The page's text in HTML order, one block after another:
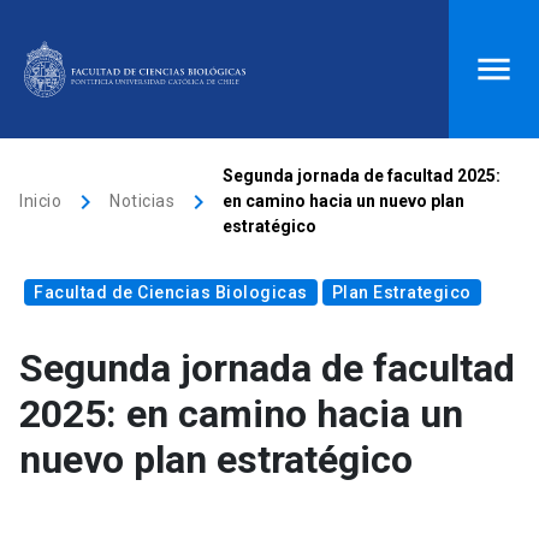
Biblioteca launch Donaciones launch
search
Inicio
Quiénes somos
Inicio keyboard_arrow_right Noticias keyboard_arrow_right
Segunda jornada de facultad 2025:
en camino hacia un nuevo plan
estratégico
Facultad de Ciencias Biologicas Plan Estrategico
Segunda jornada de facultad
2025: en camino hacia un
nuevo plan estratégico